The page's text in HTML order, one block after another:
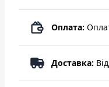
Оплата:
Доставка: